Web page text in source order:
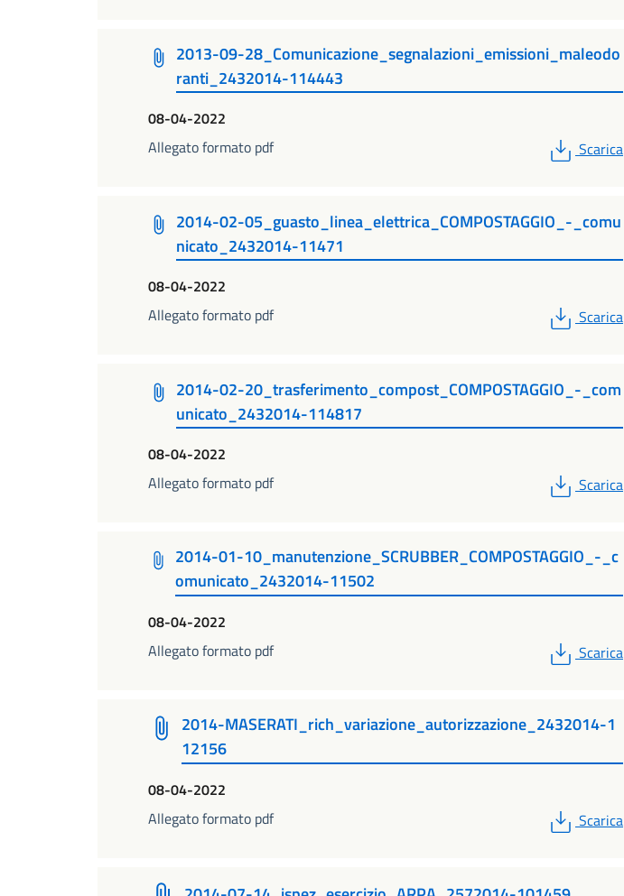
2013-09-28_Comunicazione_segnalazioni_emissioni_maleodo
ranti_2432014-114443
08-04-2022
Allegato formato pdf
PDF
Scarica
2014-02-05_guasto_linea_elettrica_COMPOSTAGGIO_-_comu
nicato_2432014-11471
08-04-2022
Allegato formato pdf
PDF
Scarica
2014-02-20_trasferimento_compost_COMPOSTAGGIO_-_com
unicato_2432014-114817
08-04-2022
Allegato formato pdf
PDF
Scarica
2014-01-10_manutenzione_SCRUBBER_COMPOSTAGGIO_-_c
omunicato_2432014-11502
08-04-2022
Allegato formato pdf
PDF
Scarica
2014-MASERATI_rich_variazione_autorizzazione_2432014-1
12156
08-04-2022
Allegato formato pdf
PDF
Scarica